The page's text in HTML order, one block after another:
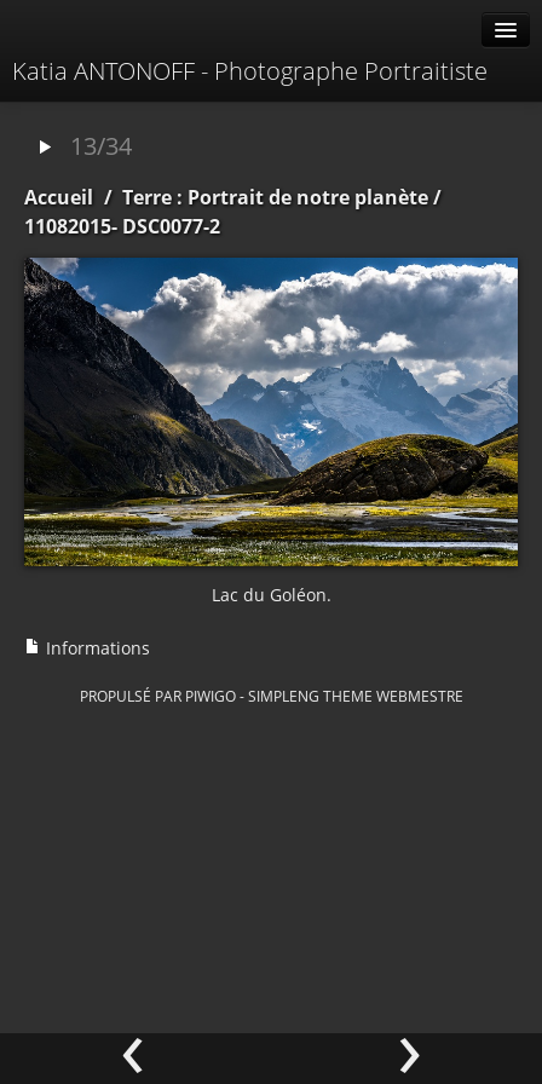
Katia ANTONOFF - Photographe Portraitiste
À propos
Contacter
13/34
Accueil / Terre : Portrait de notre planète/
11082015- DSC0077-2
‹ ›
Lac du Goléon.
Informations
PROPULSÉ PAR PIWIGO-SIMPLENG THEME WEBMESTRE